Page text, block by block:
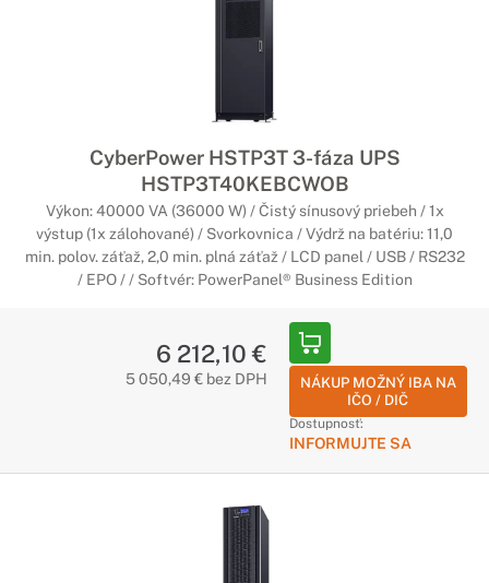
CyberPower HSTP3T 3-fáza UPS
HSTP3T40KEBCWOB
Výkon: 40000 VA (36000 W) / Čistý sínusový priebeh / 1x
výstup (1x zálohované) / Svorkovnica / Výdrž na batériu: 11,0
min. polov. záťaž, 2,0 min. plná záťaž / LCD panel / USB / RS232
/ EPO / / Softvér: PowerPanel® Business Edition
6 212,10 €
5 050,49 € bez DPH
NÁKUP MOŽNÝ IBA NA
IČO / DIČ
Dostupnosť:
INFORMUJTE SA